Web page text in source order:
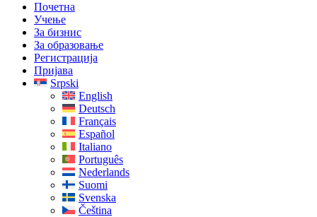
Почетна
Учење
За бизнис
За образовање
Регистрација
Пријава
Srpski
English
Deutsch
Français
Español
Italiano
Português
Nederlands
Suomi
Svenska
Čeština